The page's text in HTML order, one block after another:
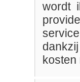
wordt
kosten